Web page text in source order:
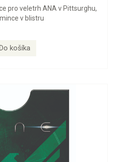
pro veletrh ANA v Pittsurghu,
v blistru
Do košíka